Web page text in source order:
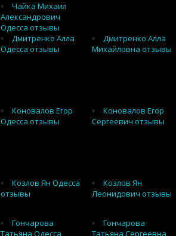
Чайка Михаил
Александрович
Одесса отзывы
Дмитренко Алла
Одесса отзывы
Дмитренко Алла
Михайловна отзывы
Коновалов Егор
Одесса отзывы
Коновалов Егор
Сергеевич отзывы
Козлов Ян Одесса
отзывы
Козлов Ян
Леонидович отзывы
Гончарова
Татьяна Одесса
Гончарова
Татьяна Сергеевна